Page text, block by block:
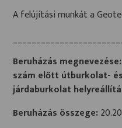
A felújítási munkát a
Beruházás megnevezése:
szám előtt útburkolat-
járdaburkolat
Beruházás összege: